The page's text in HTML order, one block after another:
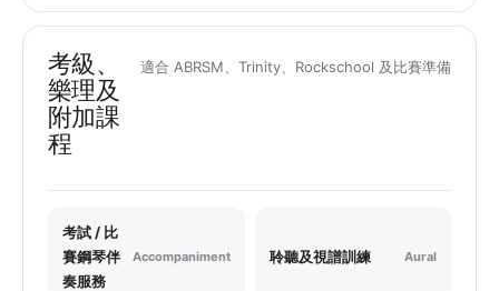
考級、
樂理及
附加課
程
適合 ABRSM、Trinity、Rockschool 及比賽準備
考試 / 比
賽鋼琴伴
奏服務
Accompaniment 聆聽及視譜訓練 Aural